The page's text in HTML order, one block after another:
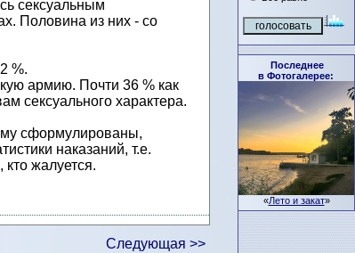
Последнее
в Фотогалерее:
«Лето и закат»
сексуальным
Половина из них - со
%.
армию. Почти 36 % как
сексуального характера.
сформулированы,
наказаний, т.е.
жалуется.
Следующая >>